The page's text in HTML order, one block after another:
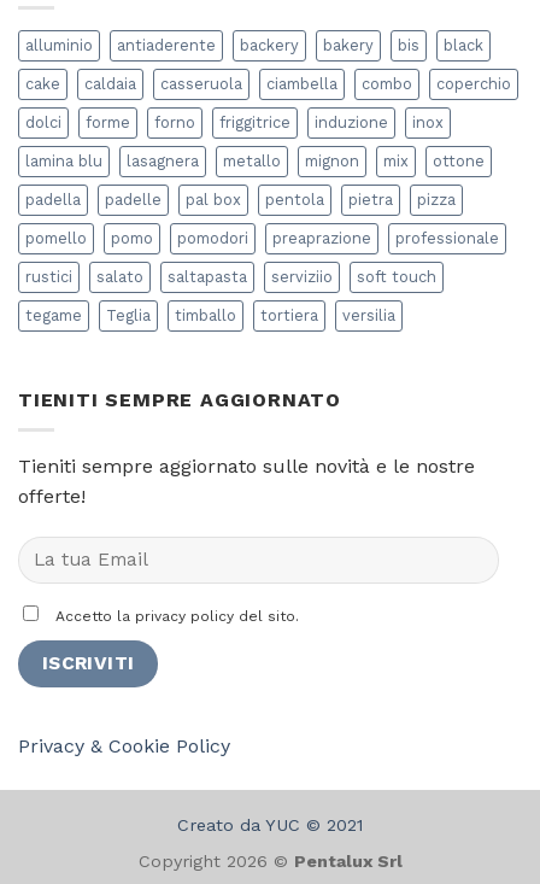
pomodoro
“in
casa”?
alluminio antiaderente backery bakery bis black
cake caldaia casseruola ciambella combo coperchio
dolci forme forno friggitrice induzione inox
lamina blu lasagnera metallo mignon mix ottone
padella padelle pal box pentola pietra pizza
pomello pomo pomodori preaprazione professionale
rustici salato saltapasta serviziio soft touch
tegame Teglia timballo tortiera versilia
TIENITI SEMPRE AGGIORNATO
Tieniti sempre aggiornato sulle novità e le nostre
offerte!
Accetto la privacy policy del sito.
Privacy & Cookie Policy
Creato da YUC © 2021
Copyright 2026 © Pentalux Srl